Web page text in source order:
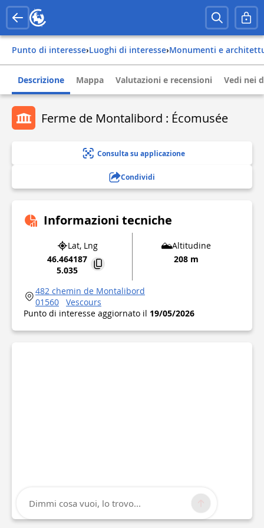
Punto di interesse› Luoghi di interesse› Monumenti e
Descrizione Mappa Valutazioni e recensioni Vedi nei
Ferme de Montalibord : Écomusée
Consulta su applicazione
Condividi
Informazioni tecniche
Lat, Lng
46.464187
5.035
Altitudine
208 m
482 chemin de Montalibord
01560
Vescours
Punto di interesse aggiornato il 19/05/2026
Dimmi cosa vuoi, lo trovo...